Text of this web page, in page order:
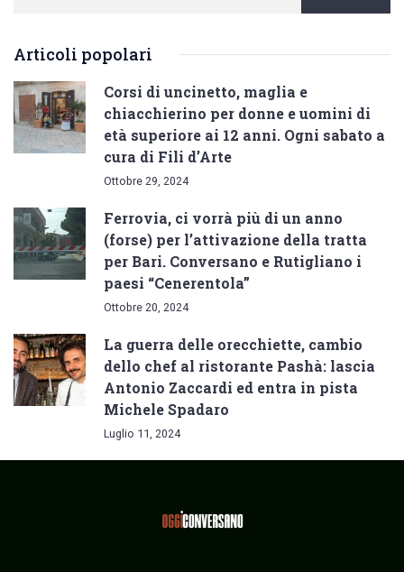
Articoli popolari
Corsi di uncinetto, maglia e
chiacchierino per donne e uomini di
età superiore ai 12 anni. Ogni sabato a
cura di Fili d’Arte
Ottobre 29, 2024
Ferrovia, ci vorrà più di un anno
(forse) per l’attivazione della tratta
per Bari. Conversano e Rutigliano i
paesi “Cenerentola”
Ottobre 20, 2024
La guerra delle orecchiette, cambio
dello chef al ristorante Pashà: lascia
Antonio Zaccardi ed entra in pista
Michele Spadaro
Luglio 11, 2024